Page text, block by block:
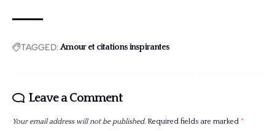
TAGGED:Amour et citations inspirantes
Leave a Comment
Your email address will not be published. Required fields are marked *